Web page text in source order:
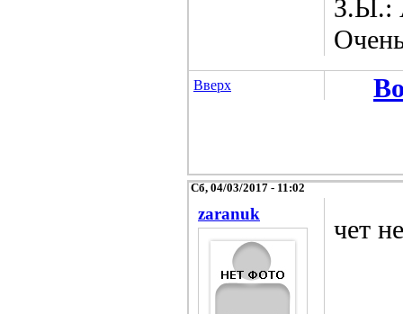
З.Ы.:
Вверх
Сб, 04/03/2017 - 11:02
zaranuk
чет